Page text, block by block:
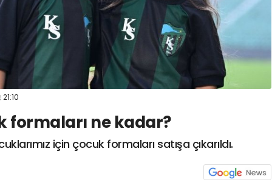
21:10
formaları ne kadar?
için çocuk formaları satışa çıkarıldı.